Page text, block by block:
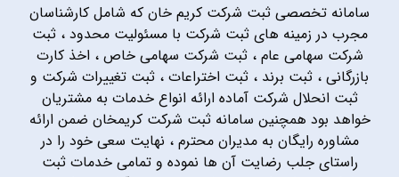
سامانه تخصصی ثبت شرکت کریم خان که شامل کارشناسان
مجرب در زمینه های ثبت شرکت با مسئولیت محدود ، ثبت
شرکت سهامی عام ، ثبت شرکت سهامی خاص ، اخذ کارت
بازرگانی ، ثبت برند ، ثبت اختراعات ، ثبت تغییرات شرکت و
ثبت انحلال شرکت آماده ارائه انواع خدمات به مشتریان
خواهد بود همچنین سامانه ثبت شرکت کریمخان ضمن ارائه
مشاوره رایگان به مدیران محترم ، نهایت سعی خود را در
راستای جلب رضایت آن ها نموده و تمامی خدمات ثبت